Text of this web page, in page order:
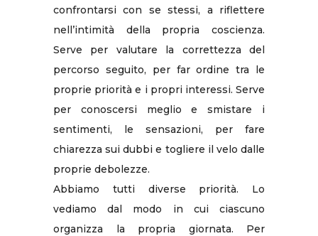
confrontarsi con se stessi, a riflettere
nell’intimità della propria coscienza.
Serve per valutare la correttezza del
percorso seguito, per far ordine tra le
proprie priorità e i propri interessi. Serve
per conoscersi meglio e smistare i
sentimenti, le sensazioni, per fare
chiarezza sui dubbi e togliere il velo dalle
proprie debolezze.
Abbiamo tutti diverse priorità. Lo
vediamo dal modo in cui ciascuno
organizza la propria giornata. Per